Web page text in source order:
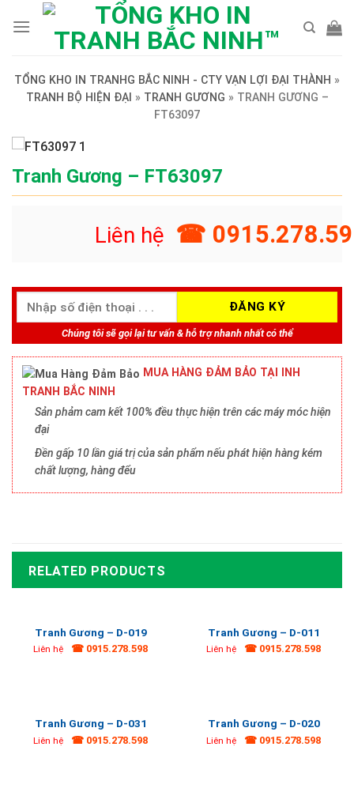
TỔNG KHO IN TRANHG BẮC NINH - CTY VẠN LỢI ĐẠI THÀNH »
TRANH BỘ HIỆN ĐẠI » TRANH GƯƠNG » TRANH GƯƠNG –
FT63097
Tranh Gương – FT63097
Liên hệ ☎
Chúng tôi sẽ gọi lại tư vấn & hỗ trợ nhanh nhất có thể
MUA HÀNG ĐẢM BẢO TẠI INH
TRANH BẮC NINH
Sản phảm cam kết 100% đều thực hiện trên các máy móc hiện
đại
Đền gấp 10 lần giá trị của sản phẩm nếu phát hiện hàng kém
chất lượng, hàng đểu
RELATED PRODUCTS
Tranh Gương – D-019
Liên hệ ☎ 0915.278.598
Tranh Gương – D-011
Liên hệ ☎ 0915.278.598
Tranh Gương – D-031
Liên hệ ☎ 0915.278.598
Tranh Gương – D-020
Liên hệ ☎ 0915.278.598